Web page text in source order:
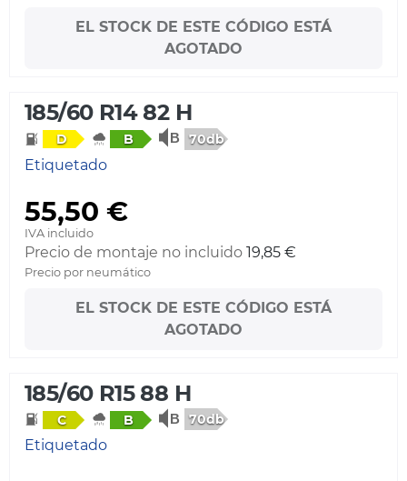
EL STOCK DE ESTE CÓDIGO ESTÁ
AGOTADO
185/60 R14 82 H
D B 70db
Etiquetado
55,50 €
IVA incluido
Precio de montaje no incluido 19,85 €
Precio por neumático
EL STOCK DE ESTE CÓDIGO ESTÁ
AGOTADO
185/60 R15 88 H
C B 70db
Etiquetado